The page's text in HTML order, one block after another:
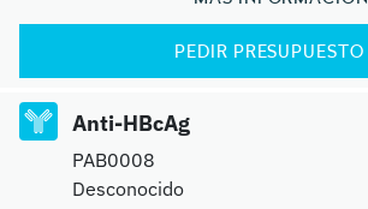
PEDIR PRESUPUESTO
Anti-HBcAg
PAB0008
Desconocido